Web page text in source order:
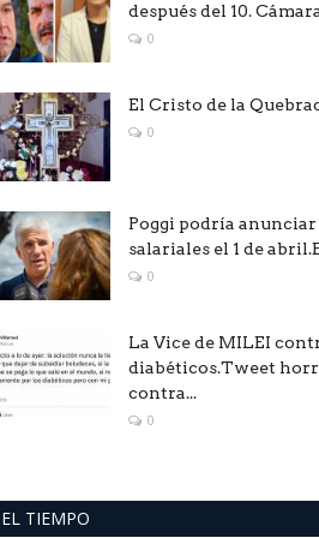
después del 10.
0
El Cristo de la
0
Poggi podría
salariales el 1 de
0
La Vice de MILEI
diabéticos.Tweet
contra...
0
EL TIEMPO